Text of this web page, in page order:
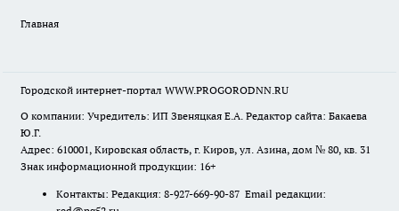
Главная
Городской интернет-портал WWW.PROGORODNN.RU
О компании: Учредитель: ИП Звеняцкая Е.А. Редактор сайта: Бакаева
Ю.Г.
Адрес: 610001, Кировская область, г. Киров, ул. Азина, дом № 80, кв. 31
Знак информационной продукции: 16+
Контакты: Редакция: 8-927-669-90-87 Email редакции: